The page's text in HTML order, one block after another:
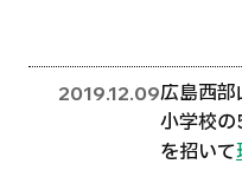
2019.12.09広島西
小学校
を招いて